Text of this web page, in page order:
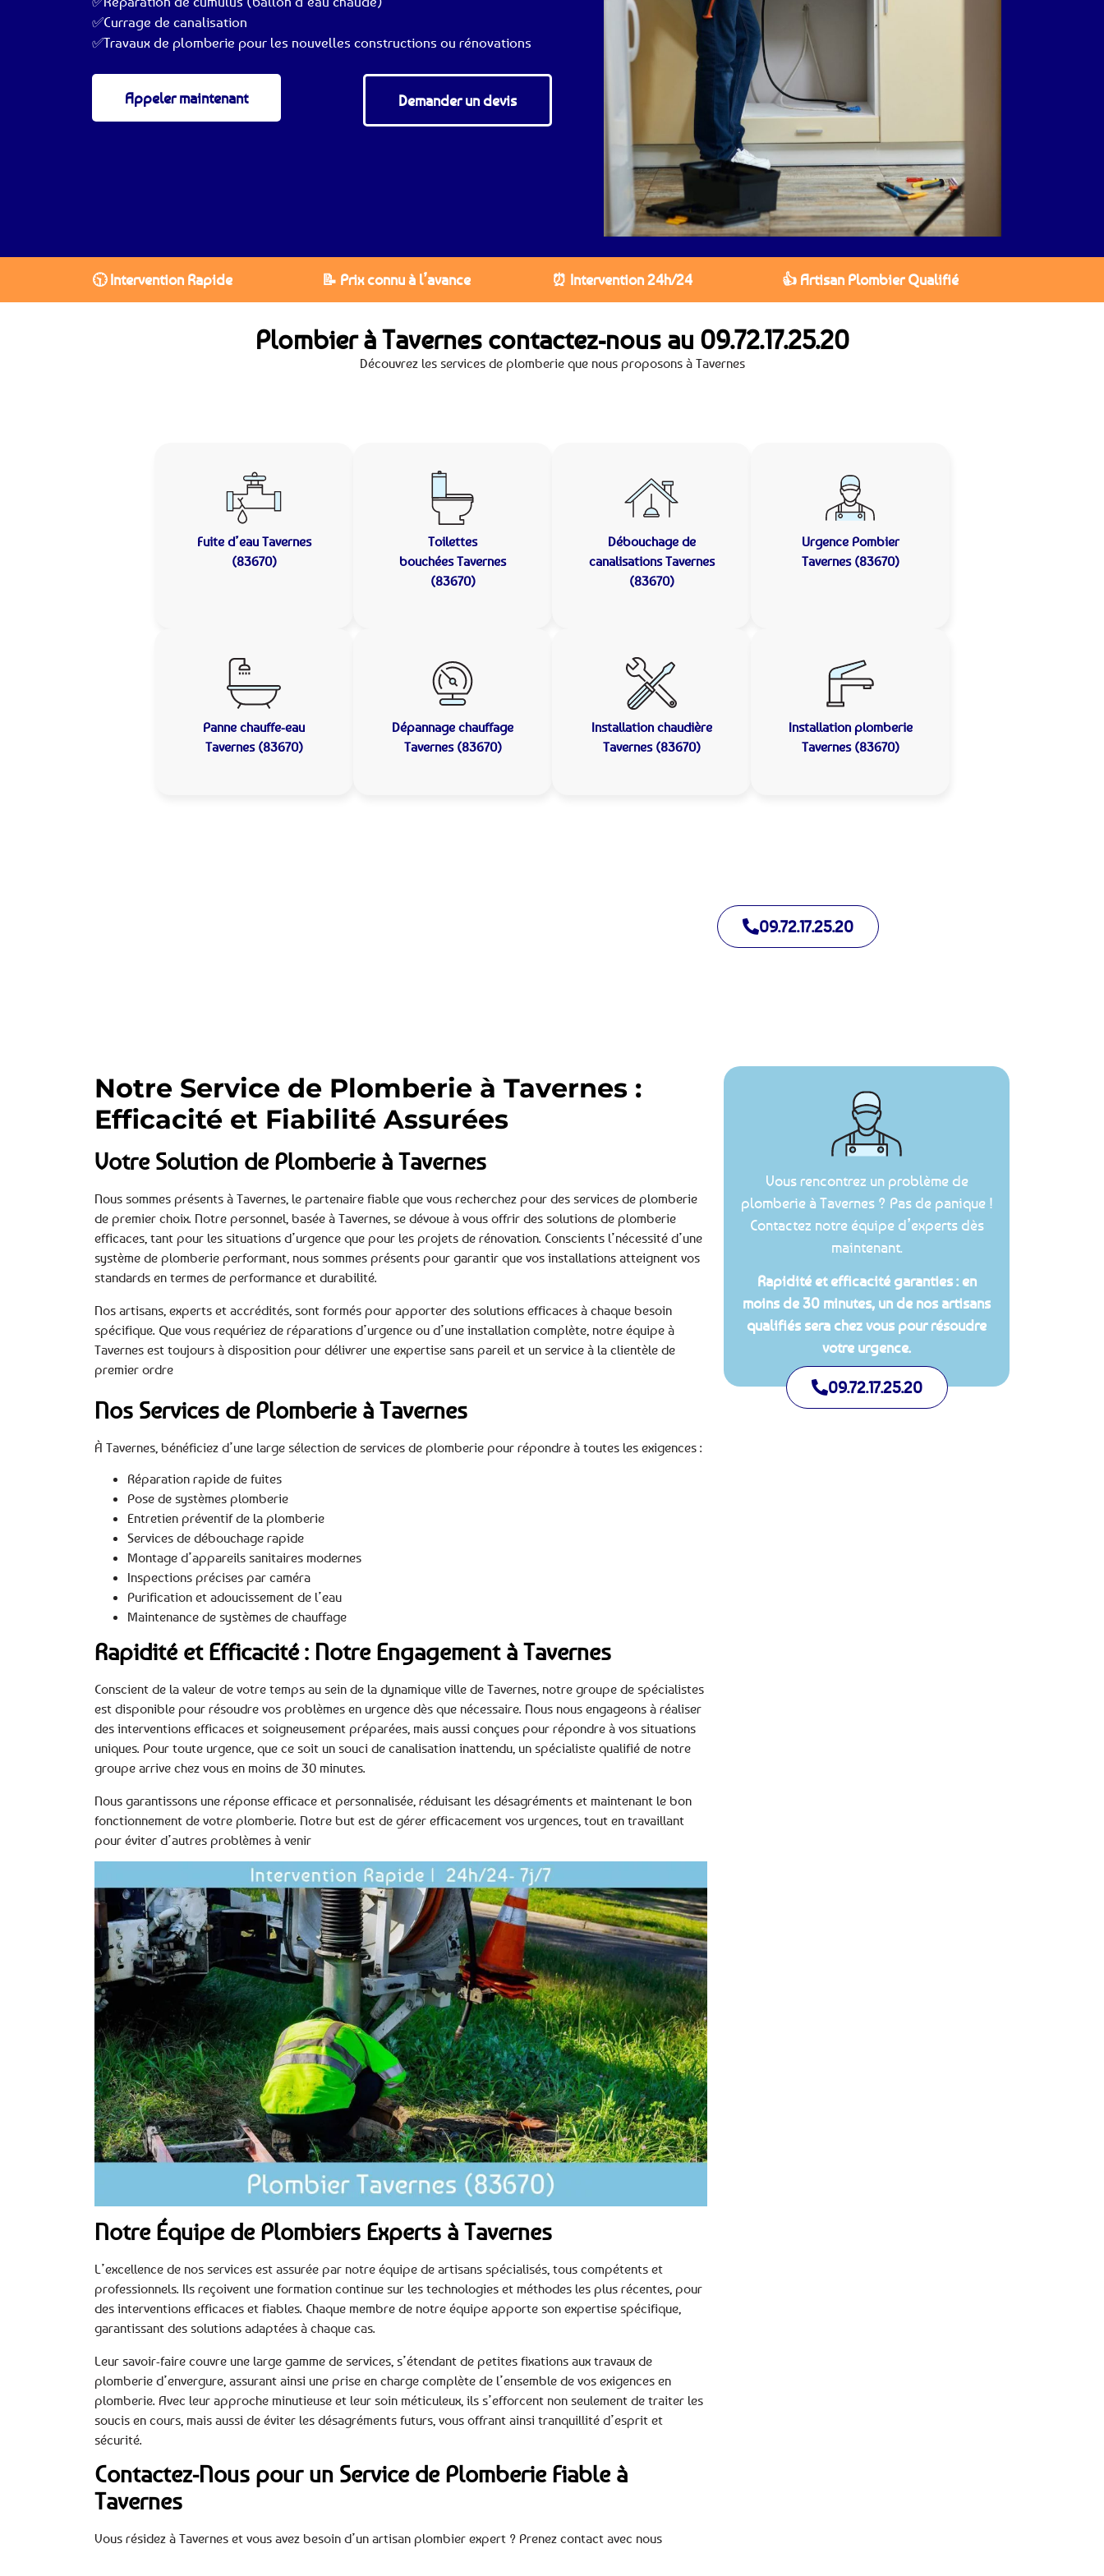
✅Currage de canalisation
✅Travaux de plomberie pour les nouvelles constructions ou rénovations
Appeler maintenant Demander un devis
🕥 Intervention Rapide 📝 Prix connu à l’avance ⏰ Intervention 24h/24 👍 Artisan Plombier Qualifié
Plombier à Tavernes contactez-nous au 09.72.17.25.20
Découvrez les services de plomberie que nous proposons à Tavernes
Fuite d’eau Tavernes
(83670)
Toilettes
bouchéesTavernes
(83670)
Débouchage de
canalisationsTavernes
(83670)
Urgence Pombier
Tavernes (83670)
Panne chauffe-eau
Tavernes (83670)
Dépannage chauffage
Tavernes (83670)
Installation chaudière
Tavernes (83670)
Installation plomberie
Tavernes (83670)
09.72.17.25.20
Notre Service de Plomberie à Tavernes :
Efficacité et Fiabilité Assurées
Votre Solution de Plomberie à Tavernes
Nous sommes présents à Tavernes, le partenaire fiable que vous recherchez pour des services de plomberie
de premier choix. Notre personnel, basée à Tavernes, se dévoue à vous offrir des solutions de plomberie
efficaces, tant pour les situations d’urgence que pour les projets de rénovation. Conscients l’nécessité d’une
système de plomberie performant, nous sommes présents pour garantir que vos installations atteignent vos
standards en termes de performance et durabilité.
Nos artisans, experts et accrédités, sont formés pour apporter des solutions efficaces à chaque besoin
spécifique. Que vous requériez de réparations d’urgence ou d’une installation complète, notre équipe à
Tavernes est toujours à disposition pour délivrer une expertise sans pareil et un service à la clientèle de
premier ordre
Nos Services de Plomberie à Tavernes
À Tavernes, bénéficiez d’une large sélection de services de plomberie pour répondre à toutes les exigences :
Réparation rapide de fuites
Pose de systèmes plomberie
Entretien préventif de la plomberie
Services de débouchage rapide
Montage d’appareils sanitaires modernes
Inspections précises par caméra
Purification et adoucissement de l’eau
Maintenance de systèmes de chauffage
Rapidité et Efficacité : Notre Engagement à Tavernes
Conscient de la valeur de votre temps au sein de la dynamique ville de Tavernes, notre groupe de spécialistes
est disponible pour résoudre vos problèmes en urgence dès que nécessaire. Nous nous engageons à réaliser
des interventions efficaces et soigneusement préparées, mais aussi conçues pour répondre à vos situations
uniques. Pour toute urgence, que ce soit un souci de canalisation inattendu, un spécialiste qualifié de notre
groupe arrive chez vous en moins de 30 minutes.
Nous garantissons une réponse efficace et personnalisée, réduisant les désagréments et maintenant le bon
fonctionnement de votre plomberie. Notre but est de gérer efficacement vos urgences, tout en travaillant
pour éviter d’autres problèmes à venir
Notre Équipe de Plombiers Experts à Tavernes
L’excellence de nos services est assurée par notre équipe de artisans spécialisés, tous compétents et
professionnels. Ils reçoivent une formation continue sur les technologies et méthodes les plus récentes, pour
des interventions efficaces et fiables. Chaque membre de notre équipe apporte son expertise spécifique,
garantissant des solutions adaptées à chaque cas.
Leur savoir-faire couvre une large gamme de services, s’étendant de petites fixations aux travaux de
plomberie d’envergure, assurant ainsi une prise en charge complète de l’ensemble de vos exigences en
plomberie. Avec leur approche minutieuse et leur soin méticuleux, ils s’efforcent non seulement de traiter les
soucis en cours, mais aussi de éviter les désagréments futurs, vous offrant ainsi tranquillité d’esprit et
sécurité.
Contactez-Nous pour un Service de Plomberie Fiable à
Tavernes
Vous résidez à Tavernes et vous avez besoin d’un artisan plombier expert ? Prenez contact avec nous
Vous rencontrez un problème de
plomberie à Tavernes ? Pas de panique !
Contactez notre équipe d’experts dès
maintenant.
Rapidité et efficacité garanties : en
moins de 30 minutes, un de nos artisans
qualifiés sera chez vous pour résoudre
votre urgence.
09.72.17.25.20